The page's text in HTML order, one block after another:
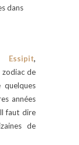
dans
,
zodiac de
quelques
années
faut dire
de